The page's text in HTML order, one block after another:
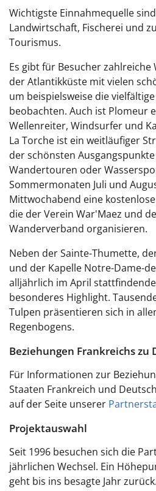
Wichtigste Einnahmequelle
Landwirtschaft, Fischerei und
Tourismus.
Es gibt für Besucher
der Atlantikküste mit vielen
um beispielsweise die
beobachten. Auch ist Plomeur
Wellenreiter, Windsurfer und
La Torche ist ein weitläufiger
der schönsten
Wandertouren oder
Sommermonaten Juli und
Mittwochabend eine
die der Verein War'Maez und
Wanderverband organisieren.
Neben derSainte-Thumette,
und der Kapelle Notre-Dame-
alljährlich im April
besonderes Highlight.
Tulpen präsentieren sich in
Regenbogens.
Beziehungen Frankreichs zu
Für Informationen zur
Staaten Frankreich und
auf der Seite unserer
Projektauswahl
Seit 1996 besuchen sich die
jährlichen Wechsel. Ein
geht bis ins besagte Jahr